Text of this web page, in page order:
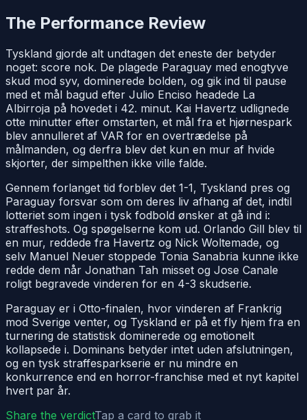
The Performance Review
Tyskland gjorde alt undtagen det eneste der betyder
noget: score nok. De plagede Paraguay med enogtyve
skud mod syv, dominerede bolden, og gik ind til pause
med et mål bagud efter Julio Enciso headede La
Albirroja på hovedet i 42. minut. Kai Havertz udlignede
otte minutter efter omstarten, et mål fra et hjørnespark
blev annulleret af VAR for en overtrædelse på
målmanden, og derfra blev det kun en mur af hvide
skjorter, der simpelthen ikke ville falde.
Gennem forlanget tid forblev det 1-1, Tyskland pres og
Paraguay forsvar som om deres liv afhang af det, indtil
lotteriet som ingen i tysk fodbold ønsker at gå ind i:
straffeshots. Og spøgelserne kom ud. Orlando Gill blev til
en mur, reddede fra Havertz og Nick Woltemade, og
selv Manuel Neuer stoppede Tonia Sanabria kunne ikke
redde dem når Jonathan Tah misset og Jose Canale
roligt begravede vinderen for en 4-3 skudserie.
Paraguay er i Otto-finalen, hvor vinderen af Frankrig
mod Sverige venter, og Tyskland er på et fly hjem fra en
turnering de statistisk dominerede og emotionelt
kollapsede i. Dominans betyder intet uden afslutningen,
og en tysk straffesparkserie er nu mindre en
konkurrence end en horror-franchise med et nyt kapitel
hvert par år.
Share the verdictTap a card to grab it